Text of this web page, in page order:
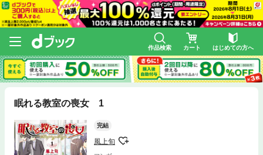
作品検索 カート はじめての方へ
眠れる教室の喪女 1
完結
風上旬